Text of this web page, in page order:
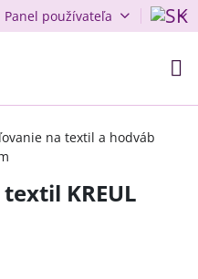
Panel používateľa
na textil a hodváb
KREUL